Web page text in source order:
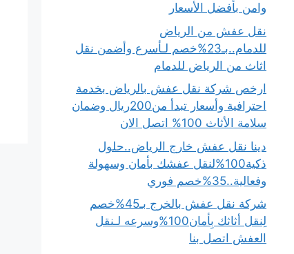
وامن بأفضل الأسعار
نقل عفش من الرياض
للدمام..بـ23%خصم لـأسرع وأضمن نقل
اثاث من الرياض للدمام
ارخص شركة نقل عفش بالرياض بخدمة
احترافية وأسعار تبدأ من200ريال وضمان
سلامة الأثاث 100% اتصل الان
دينا نقل عفش خارج الرياض..حلول
ذكية100%لنقل عفشك بأمان وسهولة
وفعالية..35%خصم فوري
شركة نقل عفش بالخرج بـ45%خصم
لِنقل أثاثك بِأمان100%وسرعه لـنقل
العفش اتصل بنا